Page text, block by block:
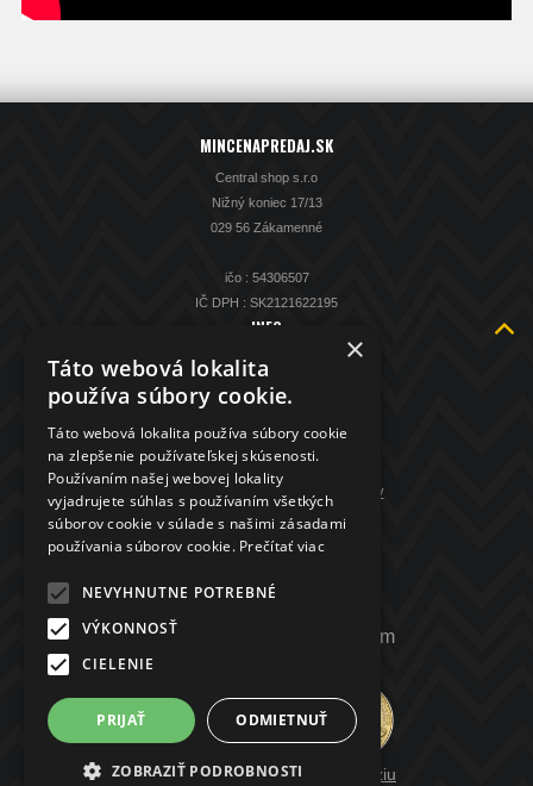
MINCENAPREDAJ.SK
Central shop s.r.o
Nižný koniec 17/13
029 56 Zákamenné
ičo : 54306507
IČ DPH : SK2121622195
INFO
O nás
Kontakt
KAMENNÁ PREDAJŇA
Spätný výkup striebra
Obchodné podmienky
GDPR - ochrana osobných údajov
KONTAKT
+421 907 208 972
mincenapredaj.sk@gmail.com
Prepnúť zobrazenie na plnú verziu
×
Táto webová lokalita
používa súbory cookie.
Táto webová lokalita používa súbory cookie
na zlepšenie používateľskej skúsenosti.
Používaním našej webovej lokality
vyjadrujete súhlas s používaním všetkých
súborov cookie v súlade s našimi zásadami
používania súborov cookie. Prečítať viac
NEVYHNUTNE POTREBNÉ
VÝKONNOSŤ
CIELENIE
PRIJAŤ ODMIETNUŤ
ZOBRAZIŤ PODROBNOSTI